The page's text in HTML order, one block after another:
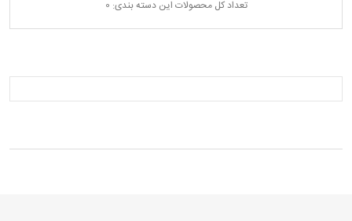
تعداد کل محصولات این دسته بندی: 0